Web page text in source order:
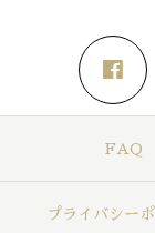
FAQ
プライバシー